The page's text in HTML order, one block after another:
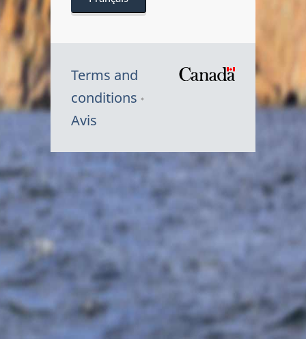
Terms and
conditions
Avis
Symbole
Canada